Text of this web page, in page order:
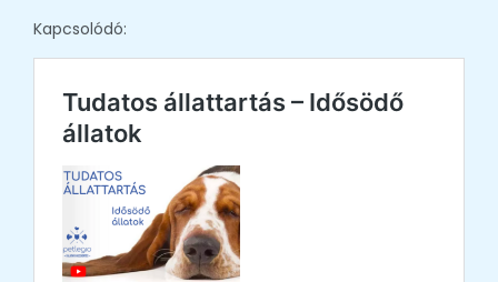
Kapcsolódó: